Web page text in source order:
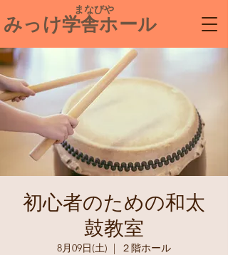
​ まなびや
みっけ学舎ホール
初心者のための和太
鼓教室
8月09日(土)
  |
２階ホール